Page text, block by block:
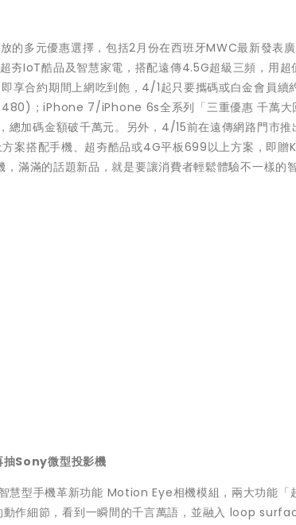
的多元優惠選擇，包括2月份在西班牙MWC最新發表
IoT酷品及智慧家電，搭配遠傳4.5G超級三頻，用超
合約期間上網吃到飽，4/1起只要攜碼或白金會員續
；iPhone 7/iPhone 6s全系列「三重優惠 千萬大
加碼金額破千萬元。另外，4/15前在遠傳網路門市推
案搭配手機、超夯酷品或4G平板699以上方案，即贈
滿滿的話題新品，就是要讓消費者輕鬆體驗不一樣的
Sony微型投影機
型手機革新功能 Motion Eye相機模組，兩大功能「
動作細節，看到一瞬間的千言萬語，並融入 loop